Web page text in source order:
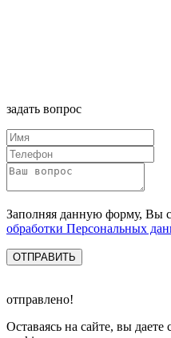
задать вопрос
Заполняя данную форму, Вы
обработки Персональных
ОТПРАВИТЬ
отправлено!
Оставаясь на сайте, вы даете